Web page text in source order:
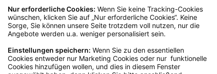
Ruf uns an
04942-60 64 080
Schreibe uns